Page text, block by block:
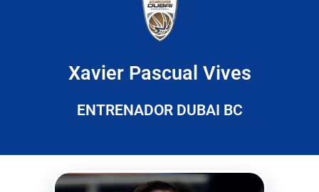
Xavier Pascual Vives
ENTRENADOR DUBAI BC